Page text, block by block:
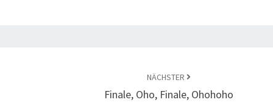
NÄCHSTER
Finale, Oho, Finale, Ohohoho